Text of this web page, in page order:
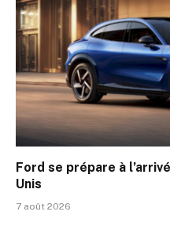
Ford se prépare à
Unis
7 août 2026